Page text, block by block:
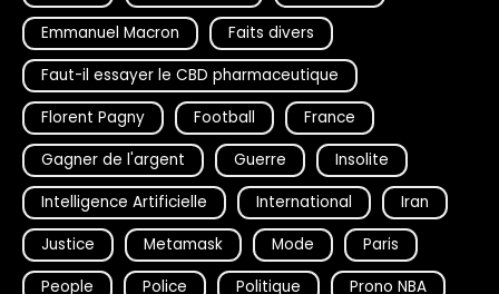
Emmanuel Macron
Faits divers
Faut-il essayer le CBD pharmaceutique
Florent Pagny
Football
France
Gagner de l'argent
Guerre
Insolite
Intelligence Artificielle
International
Iran
Justice
Metamask Mode
Paris
People
Police Politique Prono NBA